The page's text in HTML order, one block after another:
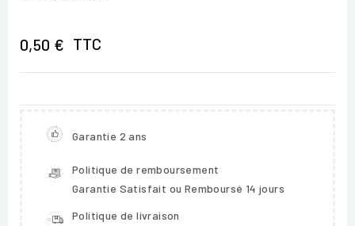
0,50 € TTC
Garantie 2 ans
Politique de remboursement
Garantie Satisfait ou Remboursé 14 jours
Politique de livraison